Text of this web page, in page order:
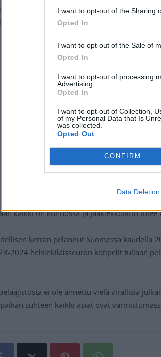
I want to opt-out of the Sharing
Opted In
I want to opt-out of the Sale of
Opted In
I want to opt-out of processing
Advertising.
Opted In
I want to opt-out of Collection,
of my Personal Data that Is
was collected.
Opted Out
CONFIRM
Data Deletion
myönsi ehdollisen sarjapaikan
saamista. Tähän liittyen Jokereiden
kaikki on kunnossa ja Jääkiekkoliitto
kerran pelannut Suomessa kaudella
2024 helsinkiläisseuran kotipelit tullaan
ei ole annettu vielä virallisia
suhteen kaikki asiat ovat